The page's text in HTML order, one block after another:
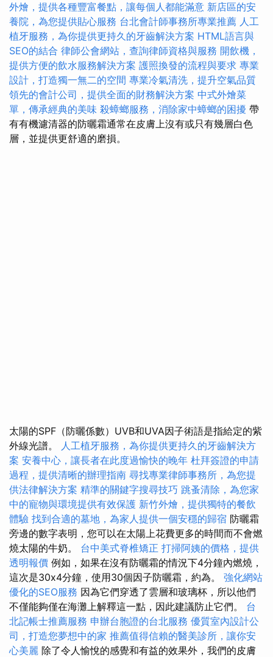
外燴，提供各種豐富餐點，讓每個人都能滿意 新店區的安
養院，為您提供貼心服務 台北會計師事務所專業推薦 人工
植牙服務，為你提供更持久的牙齒解決方案 HTML語言與
SEO的結合 律師公會網站，查詢律師資格與服務 開飲機，
提供方便的飲水服務解決方案 護照換發的流程與要求 專業
設計，打造獨一無二的空間 專業冷氣清洗，提升空氣品質
領先的會計公司，提供全面的財務解決方案 中式外燴菜
單，傳承經典的美味 殺蟑螂服務，消除家中蟑螂的困擾 帶
有有機濾清器的防曬霜通常在皮膚上沒有或只有幾層白色
層，並提供更舒適的磨損。
太陽的SPF（防曬係數）UVB和UVA因子術語是指給定的紫
外線光譜。 人工植牙服務，為你提供更持久的牙齒解決方
案 安養中心，讓長者在此度過愉快的晚年 杜拜簽證的申請
過程，提供清晰的辦理指南 尋找專業律師事務所，為您提
供法律解決方案 精準的關鍵字搜尋技巧 跳蚤清除，為您家
中的寵物與環境提供有效保護 新竹外燴，提供獨特的餐飲
體驗 找到合適的墓地，為家人提供一個安穩的歸宿 防曬霜
旁邊的數字表明，您可以在太陽上花費更多的時間而不會燃
燒太陽的牛奶。 台中美式脊椎矯正 打掃阿姨的價格，提供
透明報價 例如，如果在沒有防曬霜的情況下4分鐘內燃燒，
這次是30x4分鐘，使用30個因子防曬霜，約為。 強化網站
優化的SEO服務 因為它們穿透了雲層和玻璃杯，所以他們
不僅能夠僅在海灘上解釋這一點，因此建議防止它們。 台
北記帳士推薦服務 申辦台胞證的台北服務 優質室內設計公
司，打造您夢想中的家 推薦值得信賴的醫美診所，讓你安
心美麗 除了令人愉悅的感覺和有益的效果外，我們的皮膚